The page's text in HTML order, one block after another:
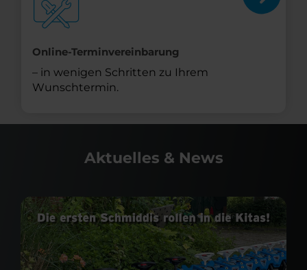
Online-Terminvereinbarung
– in wenigen Schritten zu Ihrem
Wunschtermin.
Aktuelles & News